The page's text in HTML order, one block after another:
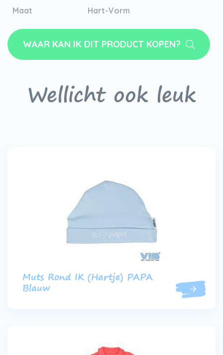
Maat
Hart-Vorm
WAAR KAN IK DIT PRODUCT KOPEN?
Wellicht ook leuk
Muts Rond IK (Hartje) PAPA
Blauw